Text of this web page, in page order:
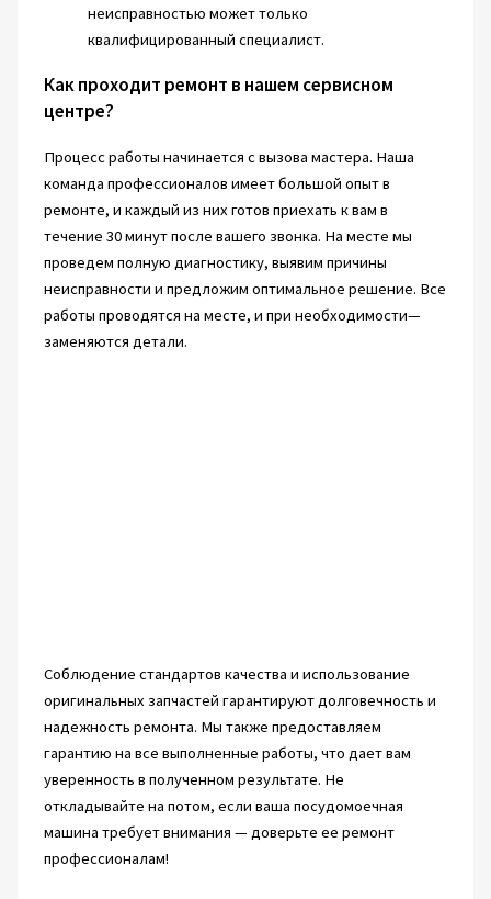
неисправностью может только
квалифицированный специалист.
Как проходит ремонт в нашем сервисном
центре?
Процесс работы начинается с вызова мастера. Наша
команда профессионалов имеет большой опыт в
ремонте, и каждый из них готов приехать к вам в
течение 30 минут после вашего звонка. На месте мы
проведем полную диагностику, выявим причины
неисправности и предложим оптимальное решение. Все
работы проводятся на месте, и при необходимости—
заменяются детали.
Соблюдение стандартов качества и использование
оригинальных запчастей гарантируют долговечность и
надежность ремонта. Мы также предоставляем
гарантию на все выполненные работы, что дает вам
уверенность в полученном результате. Не
откладывайте на потом, если ваша посудомоечная
машина требует внимания — доверьте ее ремонт
профессионалам!